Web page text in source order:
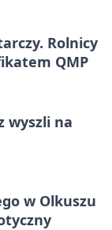
Rolnicy
QMP
wyszli na
w Olkuszu